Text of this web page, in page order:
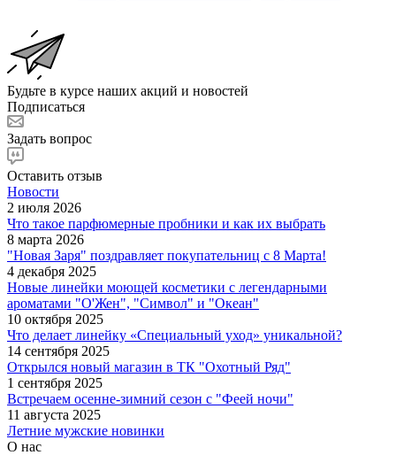
Будьте в курсе наших акций и новостей
Подписаться
Задать вопрос
Оставить отзыв
Новости
2 июля 2026
Что такое парфюмерные пробники и как их выбрать
8 марта 2026
"Новая Заря" поздравляет покупательниц с 8 Марта!
4 декабря 2025
Новые линейки моющей косметики с легендарными
ароматами "О'Жен", "Символ" и "Океан"
10 октября 2025
Что делает линейку «Специальный уход» уникальной?
14 сентября 2025
Открылся новый магазин в ТК "Охотный Ряд"
1 сентября 2025
Встречаем осенне-зимний сезон с "Феей ночи"
11 августа 2025
Летние мужские новинки
О нас